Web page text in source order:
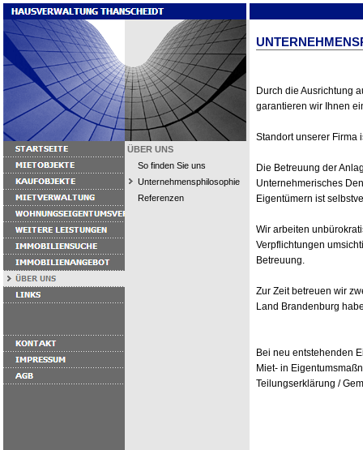
ÜBER UNS
So finden Sie uns
Unternehmensphilosophie
Referenzen
Durch die Ausrichtung
garantieren wir Ihnen
Standort unserer Firma
Die Betreuung der
Unternehmerisches
Eigentümern ist
Wir arbeiten
Verpflichtungen
Betreuung.
Zur Zeit betreuen wir
Land Brandenburg
Bei neu entstehenden
Miet- in
Teilungserklärung /